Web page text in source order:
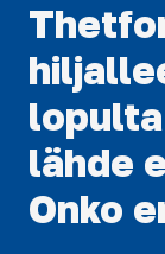
lopulta
lähde
Onko